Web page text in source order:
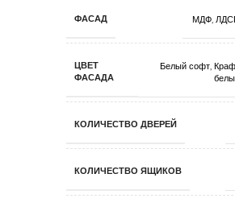
ФАСАД МДФ,
ЦВЕТ
ФАСАДА
Белый софт,
КОЛИЧЕСТВО ДВЕРЕЙ
КОЛИЧЕСТВО ЯЩИКОВ